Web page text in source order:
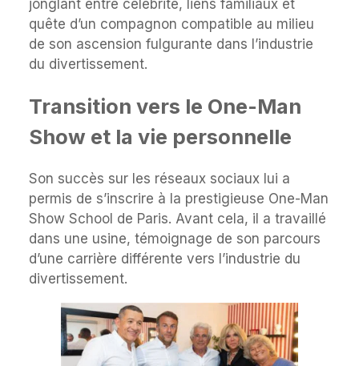
jonglant entre célébrité, liens familiaux et
quête d’un compagnon compatible au milieu
de son ascension fulgurante dans l’industrie
du divertissement.
Transition vers le One-Man
Show et la vie personnelle
Son succès sur les réseaux sociaux lui a
permis de s’inscrire à la prestigieuse One-Man
Show School de Paris. Avant cela, il a travaillé
dans une usine, témoignage de son parcours
d’une carrière différente vers l’industrie du
divertissement.